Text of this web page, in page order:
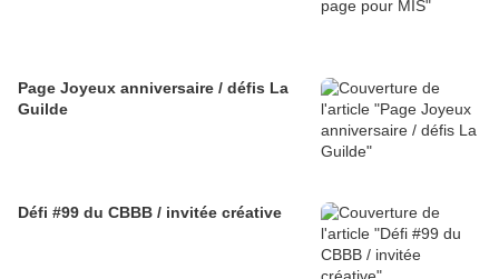
Page Joyeux anniversaire / défis La
Guilde
Défi #99 du CBBB / invitée créative